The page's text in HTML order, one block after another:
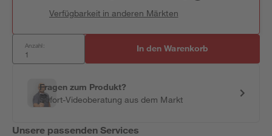
Verfügbarkeit in anderen Märkten
Anzahl: In den Warenkorb
Fragen zum Produkt?
Sofort-Videoberatung aus dem Markt
Unsere passenden Services